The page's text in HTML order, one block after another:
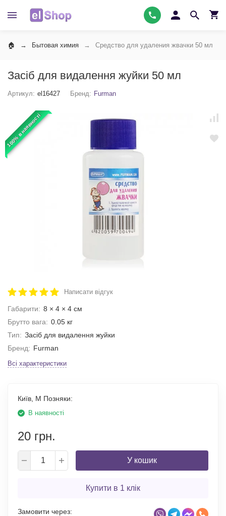
Бытовая химия Средство для удаления жвачки 50 мл
Засіб для видалення жуйки 50 мл
Артикул: el16427 Бренд: Furman
100% в наявності
Написати відгук
Габарити: 8 × 4 × 4 см
Брутто вага: 0.05 кг
Тип: Засіб для видалення жуйки
Бренд: Furman
Всі характеристики
Київ, М Позняки:
В наявності
20 грн.
У кошик
Купити в 1 клік
Замовити через: